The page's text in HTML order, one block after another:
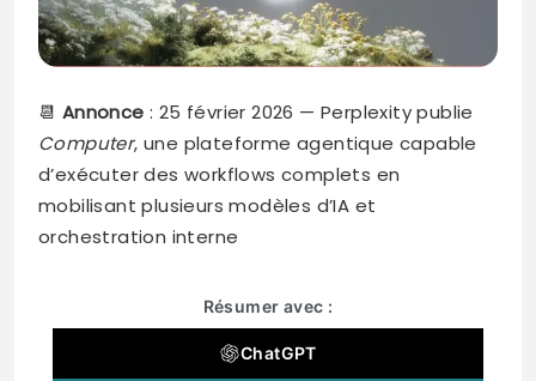
📆 Annonce : 25 février 2026 — Perplexity publie
Computer, une plateforme agentique capable
d’exécuter des workflows complets en
mobilisant plusieurs modèles d’IA et
orchestration interne
Résumer avec :
ChatGPT